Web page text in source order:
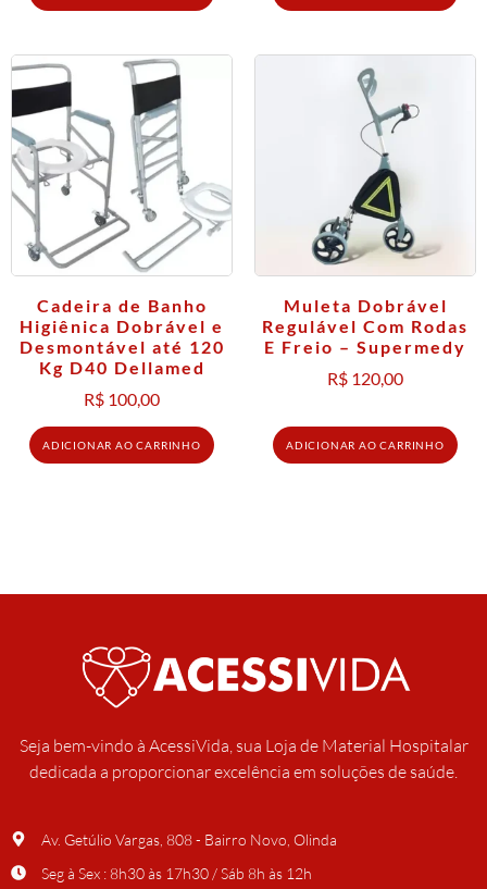
Cadeira de Banho
Higiênica Dobrável e
Desmontável até 120
Kg D40 Dellamed
R$ 100,00
ADICIONAR AO CARRINHO
Muleta Dobrável
Regulável Com Rodas
E Freio – Supermedy
R$ 120,00
ADICIONAR AO CARRINHO
Seja bem-vindo à AcessiVida, sua Loja de Material Hospitalar
dedicada a proporcionar excelência em soluções de saúde.
Av. Getúlio Vargas, 808 - Bairro Novo, Olinda
Seg à Sex : 8h30 às 17h30 / Sáb 8h às 12h